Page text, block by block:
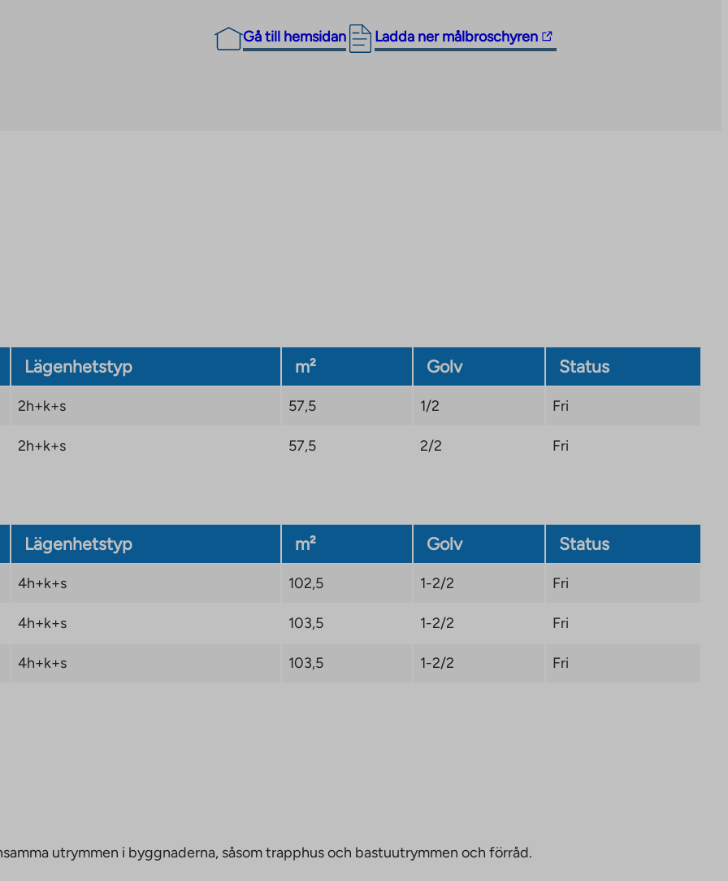
Gå till hemsidan Ladda ner målbroschyren
The
link
Lägenhetstyp m² Golv Status
2h+k+s 57,5 1/2 Fri
2h+k+s 57,5 2/2 Fri
Lägenhetstyp m² Golv Status
4h+k+s 102,5 1-2/2 Fri
4h+k+s 103,5 1-2/2 Fri
4h+k+s 103,5 1-2/2 Fri
utrymmen i byggnaderna, såsom trapphus och bastuutrymmen och förråd.